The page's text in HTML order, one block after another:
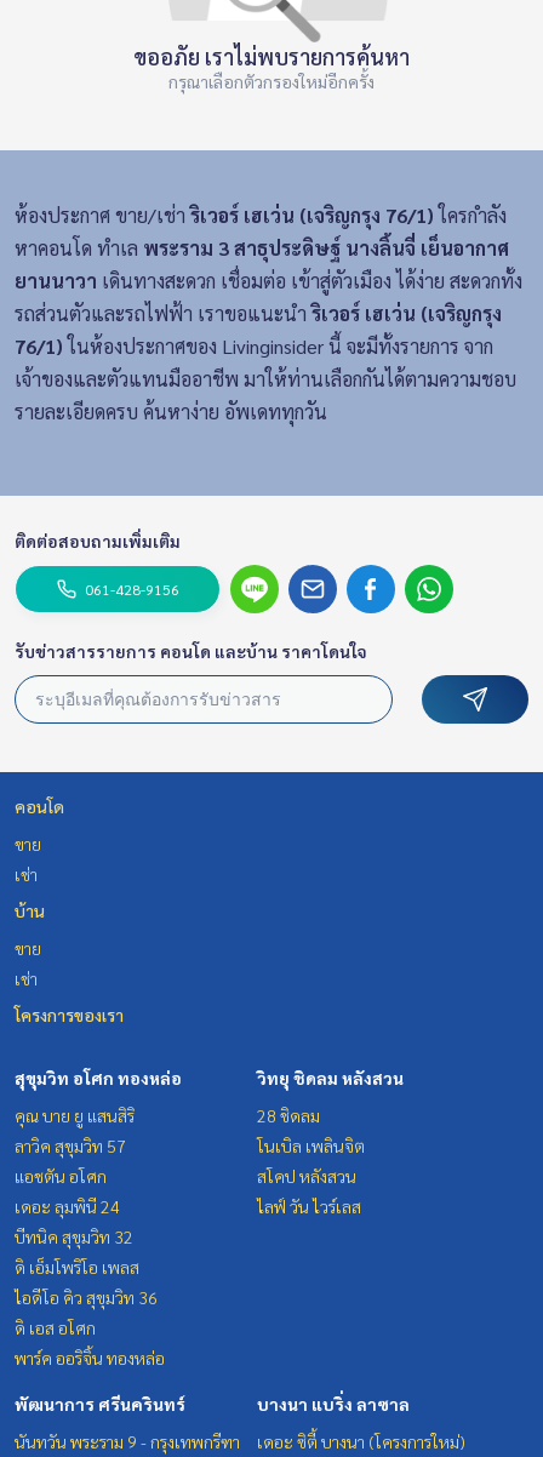
ขออภัย เราไม่พบรายการค้นหา
กรุณาเลือกตัวกรองใหม่อีกครั้ง
ห้องประกาศ ขาย/เช่าริเวอร์ เฮเว่น (เจริญกรุง 76/1)ใครกำลัง
หาคอนโด ทำเล พระราม 3 สาธุประดิษฐ์ นางลิ้นจี่ เย็นอากาศ
ยานนาวา เดินทางสะดวก เชื่อมต่อ เข้าสู่ตัวเมือง ได้ง่าย สะดวกทั้ง
รถส่วนตัวและรถไฟฟ้า เราขอแนะนำริเวอร์ เฮเว่น (เจริญกรุง
76/1)ในห้องประกาศของ Livinginsider นี้ จะมีทั้งรายการ จาก
เจ้าของและตัวแทนมืออาชีพ มาให้ท่านเลือกกันได้ตามความชอบ
รายละเอียดครบ ค้นหาง่าย อัพเดททุกวัน
ติดต่อสอบถามเพิ่มเติม
061-428-9156
รับข่าวสารรายการ คอนโด และบ้าน ราคาโดนใจ
คอนโด
ขาย
เช่า
บ้าน
ขาย
เช่า
โครงการของเรา
สุขุมวิท อโศก ทองหล่อ
คุณ บาย ยู แสนสิริ
ลาวิค สุขุมวิท 57
แอชตัน อโศก
เดอะ ลุมพินี 24
บีทนิค สุขุมวิท 32
ดิ เอ็มโพริโอ เพลส
ไอดีโอ คิว สุขุมวิท 36
ดิ เอส อโศก
พาร์ค ออริจิ้น ทองหล่อ
วิทยุ ชิดลม หลังสวน
28 ชิดลม
โนเบิล เพลินจิต
สโคป หลังสวน
ไลฟ์ วัน ไวร์เลส
พัฒนาการ ศรีนครินทร์
นันทวัน พระราม 9 - กรุงเทพกรีฑา
บางนา แบริ่ง ลาซาล
เดอะ ซิตี้ บางนา (โครงการใหม่)